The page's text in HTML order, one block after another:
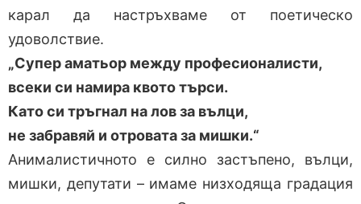
карал да настръхваме от поетическо
удоволствие.
„Супер аматьор между професионалисти,
всеки си намира квото търси.
Като си тръгнал на лов за вълци,
не забравяй и отровата за мишки.“
Анималистичното е силно застъпено, вълци,
мишки, депутати – имаме низходяща градация